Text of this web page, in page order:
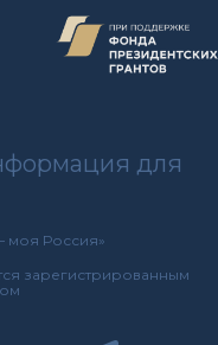
для
моя Россия»
зарегистрированным